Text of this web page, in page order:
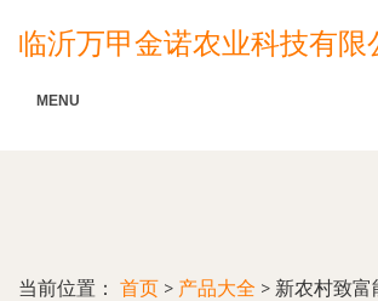
临沂万甲金诺农业科技有限
MENU
当前位置： 首页 > 产品大全 > 新农村致